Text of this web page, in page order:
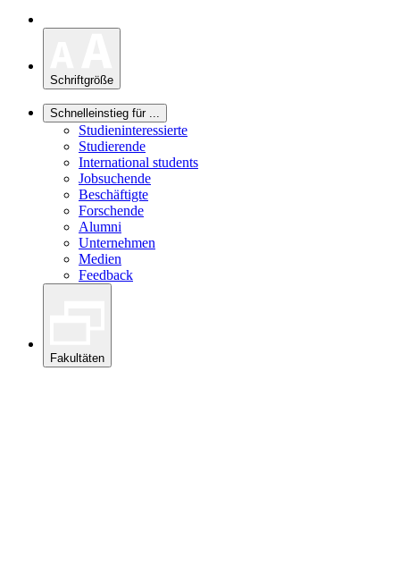
Schriftgröße
Schnelleinstieg für ...
Studieninteressierte
Studierende
International students
Jobsuchende
Beschäftigte
Forschende
Alumni
Unternehmen
Medien
Feedback
Fakultäten